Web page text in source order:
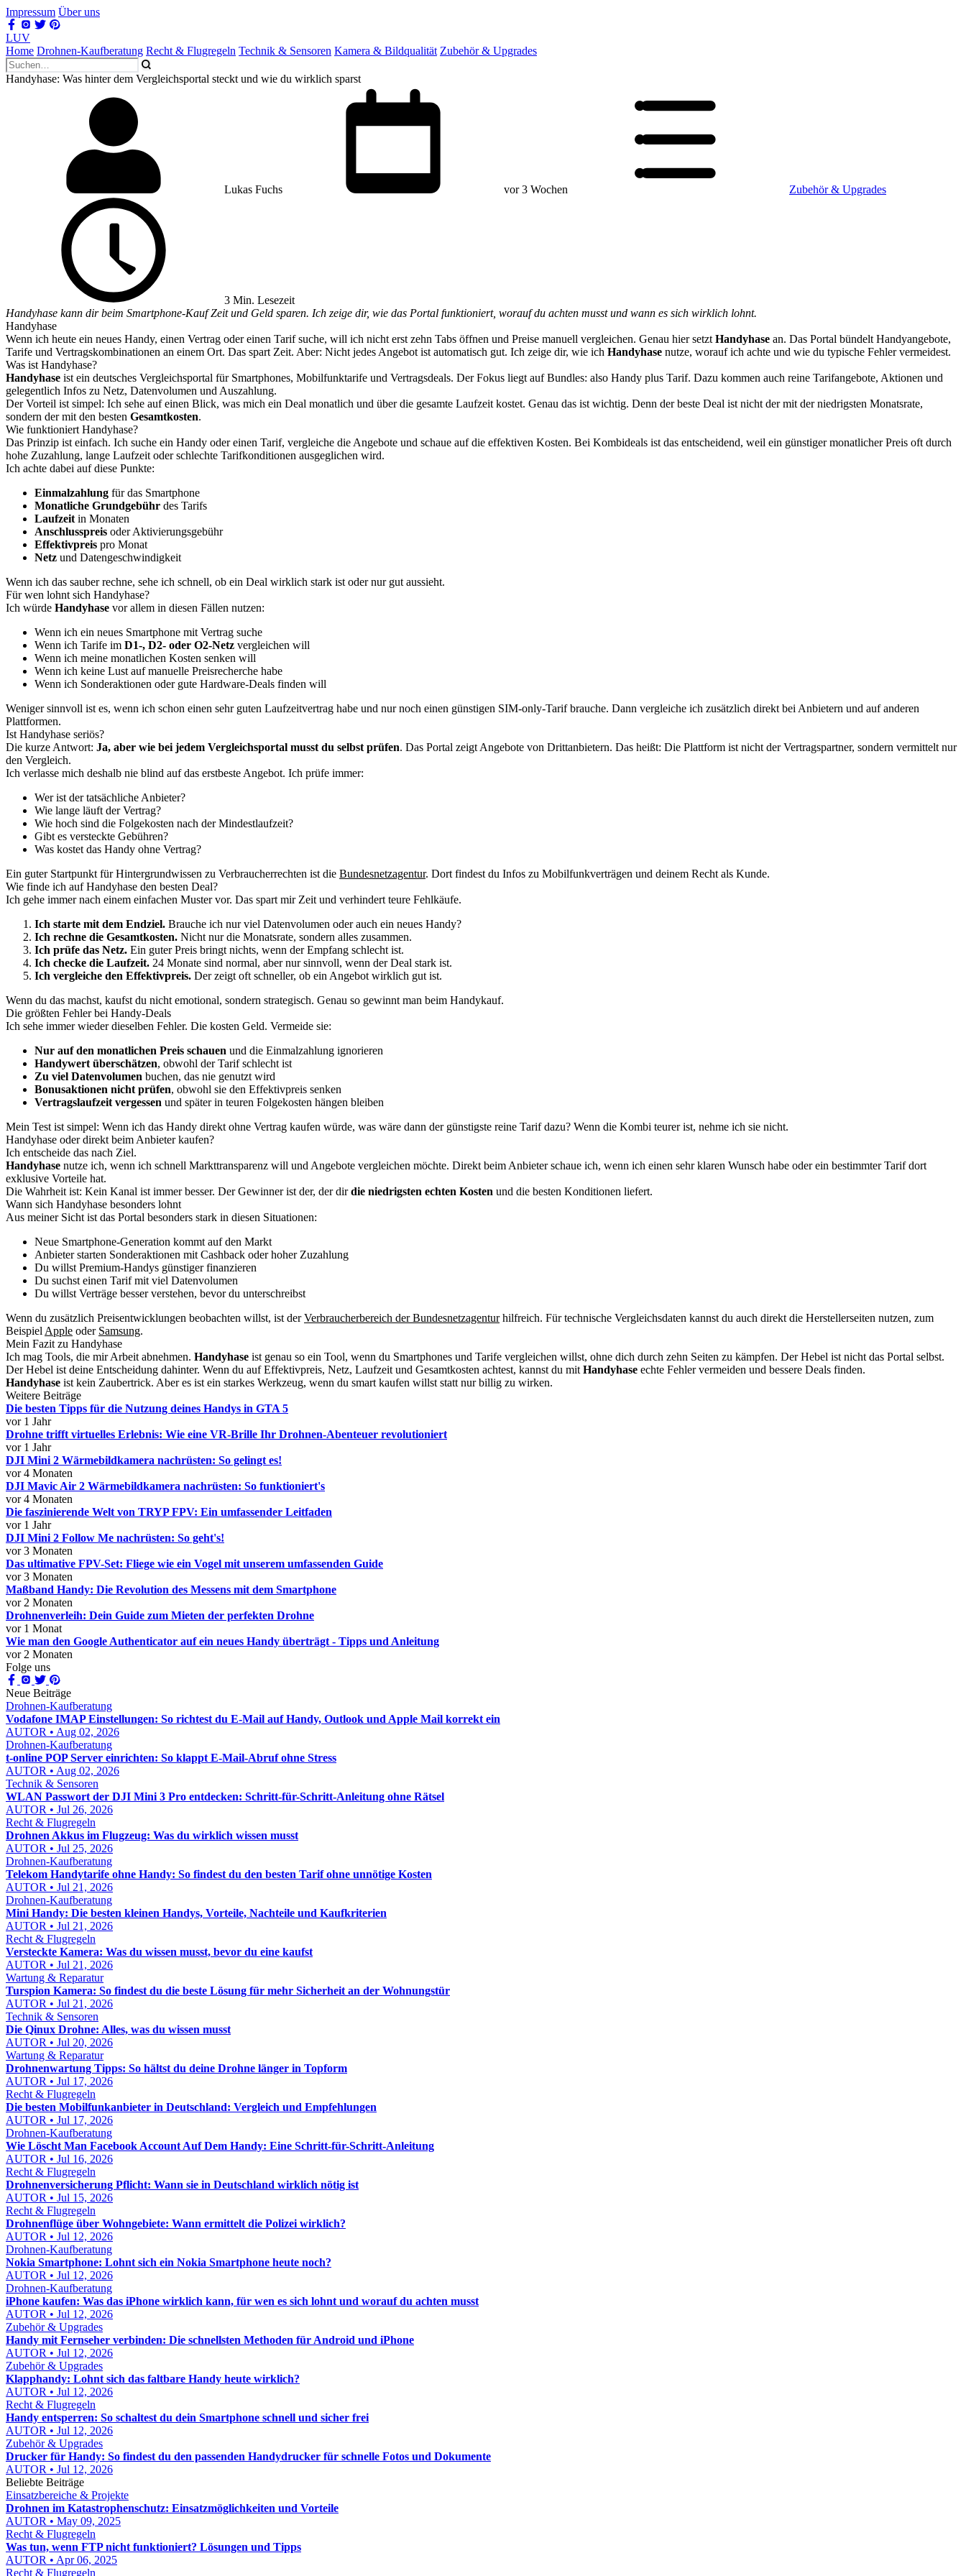
Impressum Über uns
LUV
Home Drohnen-Kaufberatung Recht & Flugregeln Technik & Sensoren Kamera & Bildqualität Zubehör & Upgrades
Handyhase: Was hinter dem Vergleichsportal steckt und wie du wirklich sparst
Lukas Fuchs vor 3 Wochen Zubehör & Upgrades
3 Min. Lesezeit
Handyhase kann dir beim Smartphone-Kauf Zeit und Geld sparen. Ich zeige dir, wie das Portal funktioniert, worauf du achten musst und wann es sich wirklich lohnt.
Handyhase
Wenn ich heute ein neues Handy, einen Vertrag oder einen Tarif suche, will ich nicht erst zehn Tabs öffnen und Preise manuell vergleichen. Genau hier setzt Handyhase an. Das Portal bündelt Handyangebote,
Tarife und Vertragskombinationen an einem Ort. Das spart Zeit. Aber: Nicht jedes Angebot ist automatisch gut. Ich zeige dir, wie ich Handyhase nutze, worauf ich achte und wie du typische Fehler vermeidest.
Was ist Handyhase?
Handyhase ist ein deutsches Vergleichsportal für Smartphones, Mobilfunktarife und Vertragsdeals. Der Fokus liegt auf Bundles: also Handy plus Tarif. Dazu kommen auch reine Tarifangebote, Aktionen und
gelegentlich Infos zu Netz, Datenvolumen und Auszahlung.
Der Vorteil ist simpel: Ich sehe auf einen Blick, was mich ein Deal monatlich und über die gesamte Laufzeit kostet. Genau das ist wichtig. Denn der beste Deal ist nicht der mit der niedrigsten Monatsrate,
sondern der mit den besten Gesamtkosten.
Wie funktioniert Handyhase?
Das Prinzip ist einfach. Ich suche ein Handy oder einen Tarif, vergleiche die Angebote und schaue auf die effektiven Kosten. Bei Kombideals ist das entscheidend, weil ein günstiger monatlicher Preis oft durch
hohe Zuzahlung, lange Laufzeit oder schlechte Tarifkonditionen ausgeglichen wird.
Ich achte dabei auf diese Punkte:
Einmalzahlung für das Smartphone
Monatliche Grundgebühr des Tarifs
Laufzeit in Monaten
Anschlusspreis oder Aktivierungsgebühr
Effektivpreis pro Monat
Netz und Datengeschwindigkeit
Wenn ich das sauber rechne, sehe ich schnell, ob ein Deal wirklich stark ist oder nur gut aussieht.
Für wen lohnt sich Handyhase?
Ich würde Handyhase vor allem in diesen Fällen nutzen:
Wenn ich ein neues Smartphone mit Vertrag suche
Wenn ich Tarife im D1-, D2- oder O2-Netz vergleichen will
Wenn ich meine monatlichen Kosten senken will
Wenn ich keine Lust auf manuelle Preisrecherche habe
Wenn ich Sonderaktionen oder gute Hardware-Deals finden will
Weniger sinnvoll ist es, wenn ich schon einen sehr guten Laufzeitvertrag habe und nur noch einen günstigen SIM-only-Tarif brauche. Dann vergleiche ich zusätzlich direkt bei Anbietern und auf anderen
Plattformen.
Ist Handyhase seriös?
Die kurze Antwort: Ja, aber wie bei jedem Vergleichsportal musst du selbst prüfen. Das Portal zeigt Angebote von Drittanbietern. Das heißt: Die Plattform ist nicht der Vertragspartner, sondern vermittelt nur
den Vergleich.
Ich verlasse mich deshalb nie blind auf das erstbeste Angebot. Ich prüfe immer:
Wer ist der tatsächliche Anbieter?
Wie lange läuft der Vertrag?
Wie hoch sind die Folgekosten nach der Mindestlaufzeit?
Gibt es versteckte Gebühren?
Was kostet das Handy ohne Vertrag?
Ein guter Startpunkt für Hintergrundwissen zu Verbraucherrechten ist die Bundesnetzagentur. Dort findest du Infos zu Mobilfunkverträgen und deinem Recht als Kunde.
Wie finde ich auf Handyhase den besten Deal?
Ich gehe immer nach einem einfachen Muster vor. Das spart mir Zeit und verhindert teure Fehlkäufe.
Ich starte mit dem Endziel. Brauche ich nur viel Datenvolumen oder auch ein neues Handy?
Ich rechne die Gesamtkosten. Nicht nur die Monatsrate, sondern alles zusammen.
Ich prüfe das Netz. Ein guter Preis bringt nichts, wenn der Empfang schlecht ist.
Ich checke die Laufzeit. 24 Monate sind normal, aber nur sinnvoll, wenn der Deal stark ist.
Ich vergleiche den Effektivpreis. Der zeigt oft schneller, ob ein Angebot wirklich gut ist.
Wenn du das machst, kaufst du nicht emotional, sondern strategisch. Genau so gewinnt man beim Handykauf.
Die größten Fehler bei Handy-Deals
Ich sehe immer wieder dieselben Fehler. Die kosten Geld. Vermeide sie:
Nur auf den monatlichen Preis schauen und die Einmalzahlung ignorieren
Handywert überschätzen, obwohl der Tarif schlecht ist
Zu viel Datenvolumen buchen, das nie genutzt wird
Bonusaktionen nicht prüfen, obwohl sie den Effektivpreis senken
Vertragslaufzeit vergessen und später in teuren Folgekosten hängen bleiben
Mein Test ist simpel: Wenn ich das Handy direkt ohne Vertrag kaufen würde, was wäre dann der günstigste reine Tarif dazu? Wenn die Kombi teurer ist, nehme ich sie nicht.
Handyhase oder direkt beim Anbieter kaufen?
Ich entscheide das nach Ziel.
Handyhase nutze ich, wenn ich schnell Markttransparenz will und Angebote vergleichen möchte. Direkt beim Anbieter schaue ich, wenn ich einen sehr klaren Wunsch habe oder ein bestimmter Tarif dort
exklusive Vorteile hat.
Die Wahrheit ist: Kein Kanal ist immer besser. Der Gewinner ist der, der dirdie niedrigsten echten Kosten und die besten Konditionen liefert.
Wann sich Handyhase besonders lohnt
Aus meiner Sicht ist das Portal besonders stark in diesen Situationen:
Neue Smartphone-Generation kommt auf den Markt
Anbieter starten Sonderaktionen mit Cashback oder hoher Zuzahlung
Du willst Premium-Handys günstiger finanzieren
Du suchst einen Tarif mit viel Datenvolumen
Du willst Verträge besser verstehen, bevor du unterschreibst
Wenn du zusätzlich Preisentwicklungen beobachten willst, ist derVerbraucherbereich der Bundesnetzagenturhilfreich. Für technische Vergleichsdaten kannst du auch direkt die Herstellerseiten nutzen, zum
Beispiel Apple oder Samsung.
Mein Fazit zu Handyhase
Ich mag Tools, die mir Arbeit abnehmen. Handyhase ist genau so ein Tool, wenn du Smartphones und Tarife vergleichen willst, ohne dich durch zehn Seiten zu kämpfen. Der Hebel ist nicht das Portal selbst.
Der Hebel ist deine Entscheidung dahinter. Wenn du auf Effektivpreis, Netz, Laufzeit und Gesamtkosten achtest, kannst du mit Handyhase echte Fehler vermeiden und bessere Deals finden.
Handyhase ist kein Zaubertrick. Aber es ist ein starkes Werkzeug, wenn du smart kaufen willst statt nur billig zu wirken.
Weitere Beiträge
Die besten Tipps für die Nutzung deines Handys in GTA 5
vor 1 Jahr
Drohne trifft virtuelles Erlebnis: Wie eine VR-Brille Ihr Drohnen-Abenteuer revolutioniert
vor 1 Jahr
DJI Mini 2 Wärmebildkamera nachrüsten: So gelingt es!
vor 4 Monaten
DJI Mavic Air 2 Wärmebildkamera nachrüsten: So funktioniert's
vor 4 Monaten
Die faszinierende Welt von TRYP FPV: Ein umfassender Leitfaden
vor 1 Jahr
DJI Mini 2 Follow Me nachrüsten: So geht's!
vor 3 Monaten
Das ultimative FPV-Set: Fliege wie ein Vogel mit unserem umfassenden Guide
vor 3 Monaten
Maßband Handy: Die Revolution des Messens mit dem Smartphone
vor 2 Monaten
Drohnenverleih: Dein Guide zum Mieten der perfekten Drohne
vor 1 Monat
Wie man den Google Authenticator auf ein neues Handy überträgt - Tipps und Anleitung
vor 2 Monaten
Folge uns
Neue Beiträge
Drohnen-Kaufberatung
Vodafone IMAP Einstellungen: So richtest du E-Mail auf Handy, Outlook und Apple Mail korrekt ein
AUTOR • Aug 02, 2026
Drohnen-Kaufberatung
t-online POP Server einrichten: So klappt E-Mail-Abruf ohne Stress
AUTOR • Aug 02, 2026
Technik & Sensoren
WLAN Passwort der DJI Mini 3 Pro entdecken: Schritt-für-Schritt-Anleitung ohne Rätsel
AUTOR • Jul 26, 2026
Recht & Flugregeln
Drohnen Akkus im Flugzeug: Was du wirklich wissen musst
AUTOR • Jul 25, 2026
Drohnen-Kaufberatung
Telekom Handytarife ohne Handy: So findest du den besten Tarif ohne unnötige Kosten
AUTOR • Jul 21, 2026
Drohnen-Kaufberatung
Mini Handy: Die besten kleinen Handys, Vorteile, Nachteile und Kaufkriterien
AUTOR • Jul 21, 2026
Recht & Flugregeln
Versteckte Kamera: Was du wissen musst, bevor du eine kaufst
AUTOR • Jul 21, 2026
Wartung & Reparatur
Turspion Kamera: So findest du die beste Lösung für mehr Sicherheit an der Wohnungstür
AUTOR • Jul 21, 2026
Technik & Sensoren
Die Qinux Drohne: Alles, was du wissen musst
AUTOR • Jul 20, 2026
Wartung & Reparatur
Drohnenwartung Tipps: So hältst du deine Drohne länger in Topform
AUTOR • Jul 17, 2026
Recht & Flugregeln
Die besten Mobilfunkanbieter in Deutschland: Vergleich und Empfehlungen
AUTOR • Jul 17, 2026
Drohnen-Kaufberatung
Wie Löscht Man Facebook Account Auf Dem Handy: Eine Schritt-für-Schritt-Anleitung
AUTOR • Jul 16, 2026
Recht & Flugregeln
Drohnenversicherung Pflicht: Wann sie in Deutschland wirklich nötig ist
AUTOR • Jul 15, 2026
Recht & Flugregeln
Drohnenflüge über Wohngebiete: Wann ermittelt die Polizei wirklich?
AUTOR • Jul 12, 2026
Drohnen-Kaufberatung
Nokia Smartphone: Lohnt sich ein Nokia Smartphone heute noch?
AUTOR • Jul 12, 2026
Drohnen-Kaufberatung
iPhone kaufen: Was das iPhone wirklich kann, für wen es sich lohnt und worauf du achten musst
AUTOR • Jul 12, 2026
Zubehör & Upgrades
Handy mit Fernseher verbinden: Die schnellsten Methoden für Android und iPhone
AUTOR • Jul 12, 2026
Zubehör & Upgrades
Klapphandy: Lohnt sich das faltbare Handy heute wirklich?
AUTOR • Jul 12, 2026
Recht & Flugregeln
Handy entsperren: So schaltest du dein Smartphone schnell und sicher frei
AUTOR • Jul 12, 2026
Zubehör & Upgrades
Drucker für Handy: So findest du den passenden Handydrucker für schnelle Fotos und Dokumente
AUTOR • Jul 12, 2026
Beliebte Beiträge
Einsatzbereiche & Projekte
Drohnen im Katastrophenschutz: Einsatzmöglichkeiten und Vorteile
AUTOR • May 09, 2025
Recht & Flugregeln
Was tun, wenn FTP nicht funktioniert? Lösungen und Tipps
AUTOR • Apr 06, 2025
Recht & Flugregeln